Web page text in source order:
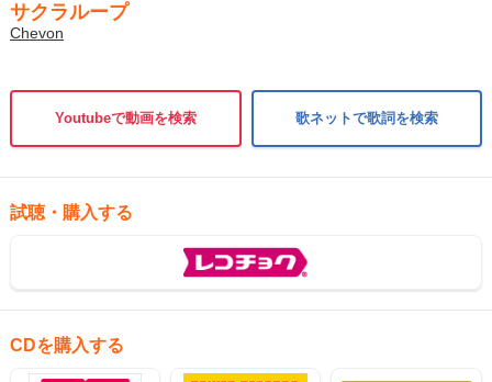
サクラループ
Chevon
Youtubeで動画を検索 歌ネットで歌詞を検索
試聴・購入する
CDを購入する